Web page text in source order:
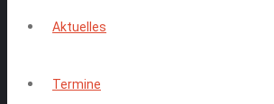
Aktuelles
Termine